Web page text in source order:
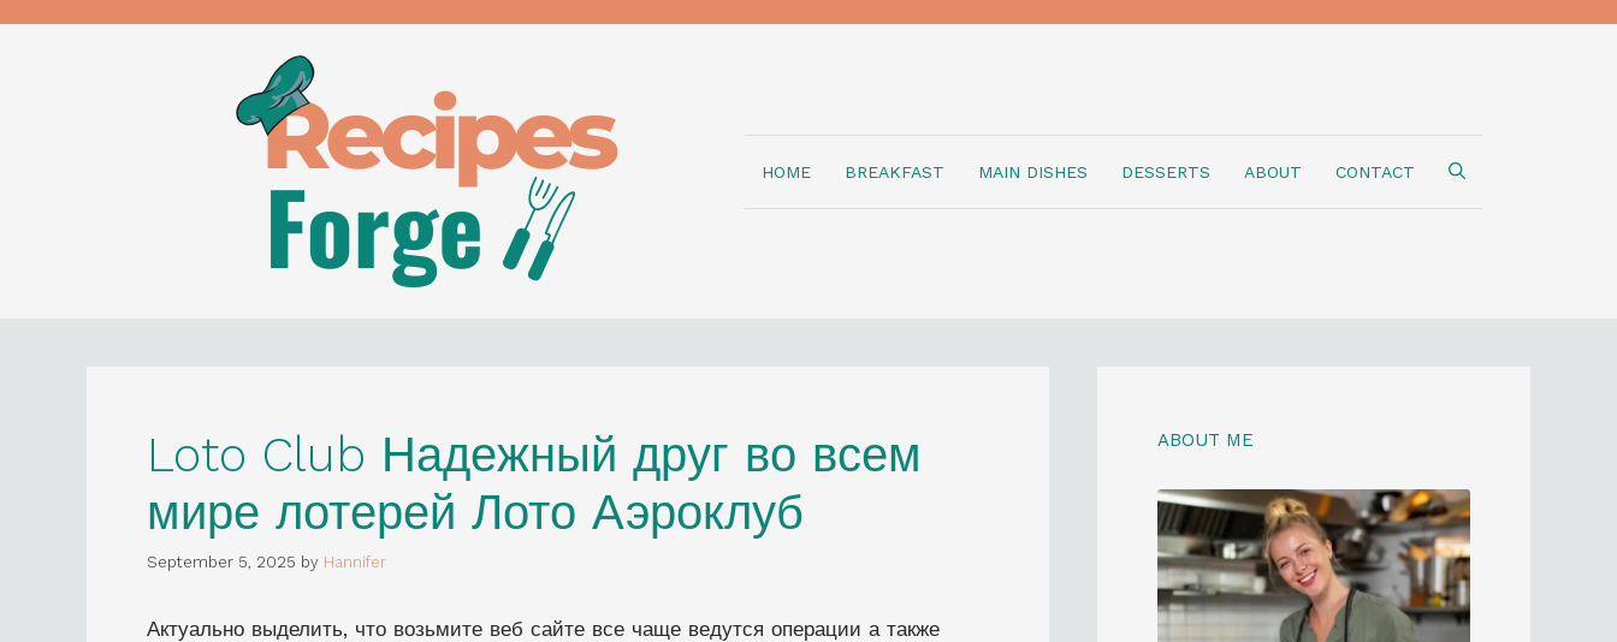
HOME BREAKFAST MAIN DISHES DESSERTS ABOUT CONTACT
Loto Club Надежный друг во всем
мире лотерей Лото Аэроклуб
September 5, 2025 by Hannifer
Актуально выделить, что возьмите веб сайте все чаще ведутся операции а также
ABOUT ME